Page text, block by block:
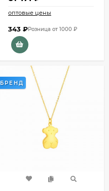
оптовые цены
343 ₽Розница от 1000 ₽
БРЕНД